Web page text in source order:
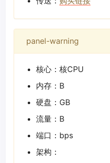
panel-warning
核心：核CPU
内存：B
硬盘：GB
流量：B
端口：bps
架构：